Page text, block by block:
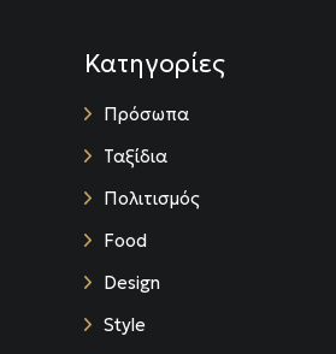
Κατηγορίες
Πρόσωπα
Ταξίδια
Πολιτισμός
Food
Design
Style